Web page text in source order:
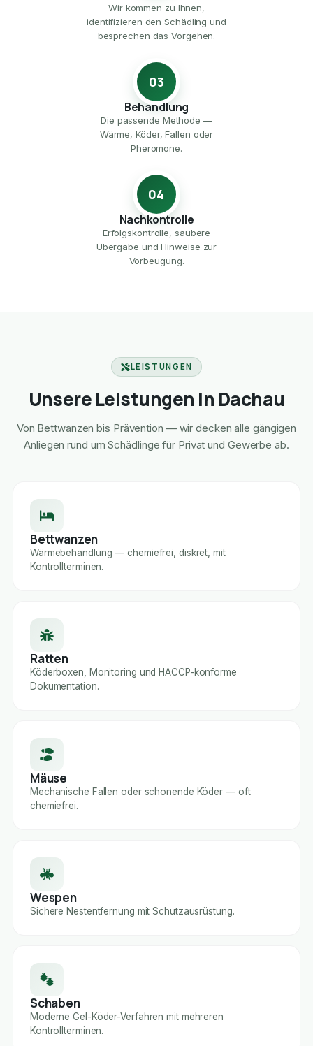
Wir kommen zu Ihnen,
identifizieren den Schädling und
besprechen das Vorgehen.
03
Behandlung
Die passende Methode —
Wärme, Köder, Fallen oder
Pheromone.
04
Nachkontrolle
Erfolgskontrolle, saubere
Übergabe und Hinweise zur
Vorbeugung.
LEISTUNGEN
Unsere Leistungen in Dachau
Von Bettwanzen bis Prävention — wir decken alle gängigen
Anliegen rund um Schädlinge für Privat und Gewerbe ab.
Bettwanzen
Wärmebehandlung — chemiefrei, diskret, mit
Kontrollterminen.
Ratten
Köderboxen, Monitoring und HACCP-konforme
Dokumentation.
Mäuse
Mechanische Fallen oder schonende Köder — oft
chemiefrei.
Wespen
Sichere Nestentfernung mit Schutzausrüstung.
Schaben
Moderne Gel-Köder-Verfahren mit mehreren
Kontrollterminen.